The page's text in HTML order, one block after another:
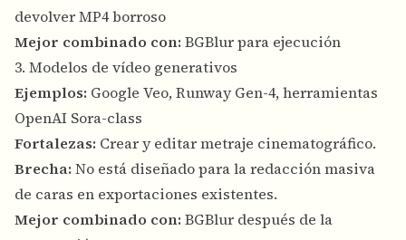
devolver MP4 borroso
Mejor combinado con: BGBlur para ejecución
3. Modelos de vídeo generativos
Ejemplos: Google Veo, Runway Gen-4, herramientas
OpenAI Sora-class
Fortalezas: Crear y editar metraje cinematográfico.
Brecha: No está diseñado para la redacción masiva
de caras en exportaciones existentes.
Mejor combinado con: BGBlur después de la